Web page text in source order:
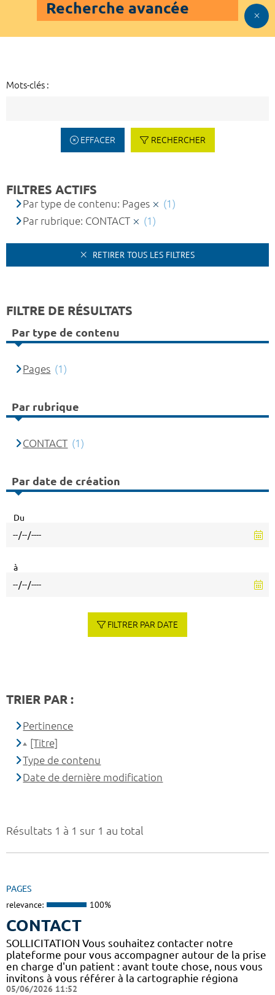
Recherche avancée
Mots-clés :
EFFACER RECHERCHER
Résultats 1 à 1 sur 1 au total
PAGES
relevance: 100%
CONTACT
SOLLICITATION Vous souhaitez contacter notre
plateforme pour vous accompagner autour de la prise
en charge d'un patient : avant toute chose, nous vous
invitons à vous référer à la cartographie régiona
05/06/2026 11:52
FILTRES ACTIFS
Par type de contenu: Pages
(1)
Par rubrique: CONTACT
(1)
RETIRER TOUS LES FILTRES
FILTRE DE RÉSULTATS
Par type de contenu
Pages (1)
Par rubrique
CONTACT (1)
Par date de création
Du
à
FILTRER PAR DATE
TRIER PAR :
Pertinence
[Titre]
Type de contenu
Date de dernière modification